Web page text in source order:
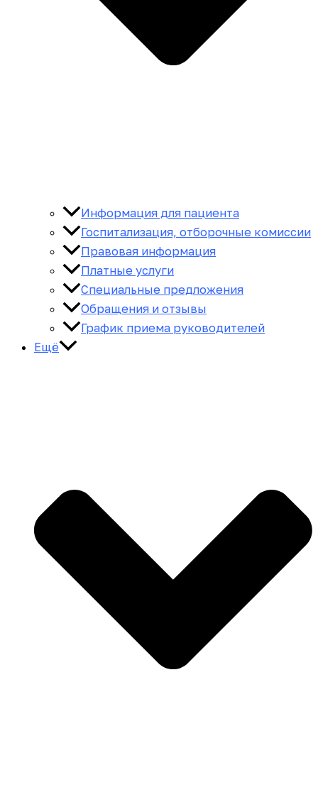
Информация для пациента
Госпитализация, отборочные комиссии
Правовая информация
Платные услуги
Специальные предложения
Обращения и отзывы
График приема руководителей
Ещё